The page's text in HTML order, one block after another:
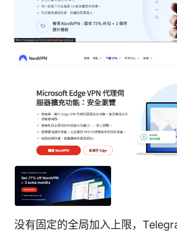
没有固定的全局加入上限，